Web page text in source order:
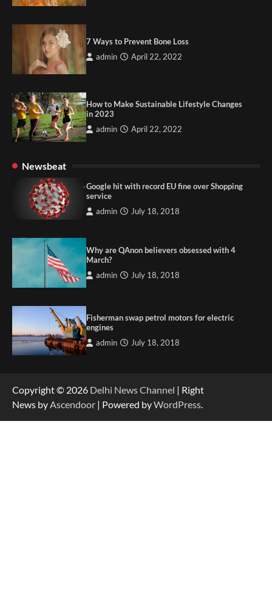
7 Ways to Prevent Bone Loss
admin April 22, 2022
How to Make Sustainable Lifestyle Changes
in 2023
admin April 22, 2022
Newsbeat
Google hit with record EU fine over Shopping
service
admin July 18, 2018
Why are QAnon believers obsessed with 4
March?
admin July 18, 2018
Fisherman swap petrol motors for electric
engines
admin July 18, 2018
Copyright © 2026 Delhi News Channel | Right
News byAscendoor | Powered byWordPress.